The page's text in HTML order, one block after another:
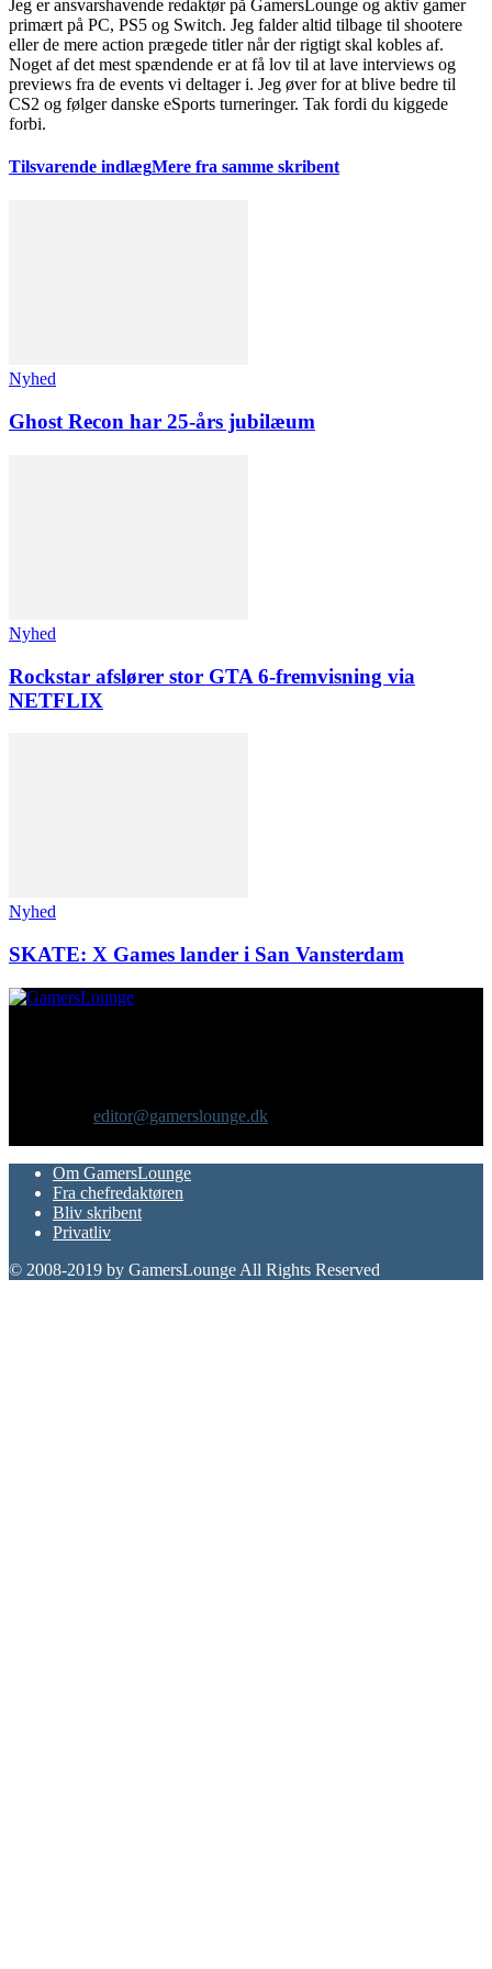
Jeg er ansvarshavende redaktør på GamersLounge og aktiv gamer
primært på PC, PS5 og Switch. Jeg falder altid tilbage til shootere
eller de mere action prægede titler når der rigtigt skal kobles af.
Noget af det mest spændende er at få lov til at lave interviews og
previews fra de events vi deltager i. Jeg øver for at blive bedre til
CS2 og følger danske eSports turneringer. Tak fordi du kiggede
forbi.
Tilsvarende indlægMere fra samme skribent
Nyhed
Ghost Recon har 25-års jubilæum
Nyhed
Rockstar afslører stor GTA 6-fremvisning via
NETFLIX
Nyhed
SKATE: X Games lander i San Vansterdam
editor@gamerslounge.dk
Om GamersLounge
Fra chefredaktøren
Bliv skribent
Privatliv
© 2008-2019 by GamersLounge All Rights Reserved